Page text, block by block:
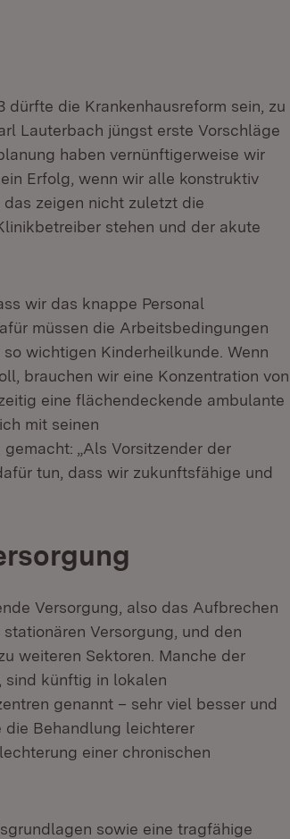
die Krankenhausreform sein, zu
Lauterbach jüngst erste Vorschläge
haben vernünftigerweise wir
Erfolg, wenn wir alle konstruktiv
das zeigen nicht zuletzt die
stehen und der akute
wir das knappe Personal
müssen die Arbeitsbedingungen
wichtigen Kinderheilkunde. Wenn
brauchen wir eine Konzentration von
eine flächendeckende ambulante
mit seinen
„Als Vorsitzender der
tun, dass wir zukunftsfähige und
Versorgung, also das Aufbrechen
Versorgung, und den
weiteren Sektoren. Manche der
sind künftig in lokalen
genannt – sehr viel besser und
die Behandlung leichterer
einer chronischen
sowie eine tragfähige